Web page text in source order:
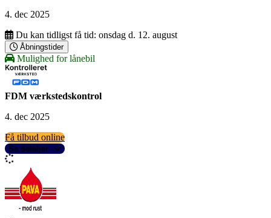
4. dec 2025
Du kan tidligst få tid: onsdag d. 12. august
Åbningstider
Mulighed for lånebil
FDM værkstedskontrol
4. dec 2025
Få tilbud online
Se detaljer